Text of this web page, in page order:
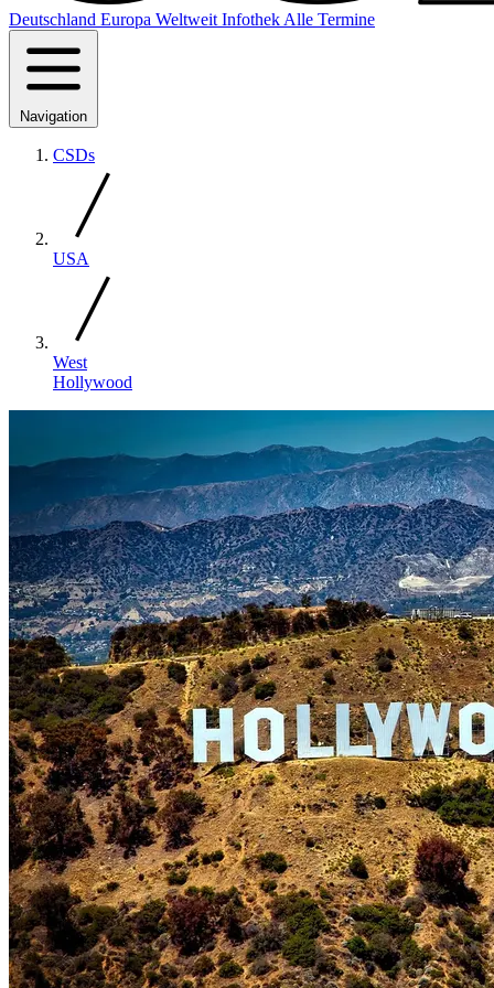
Deutschland Europa Weltweit Infothek Alle Termine
Navigation
CSDs
USA
West
Hollywood